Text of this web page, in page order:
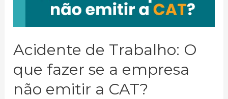
Acidente de Trabalho: O
que fazer se a empresa
não emitir a CAT?